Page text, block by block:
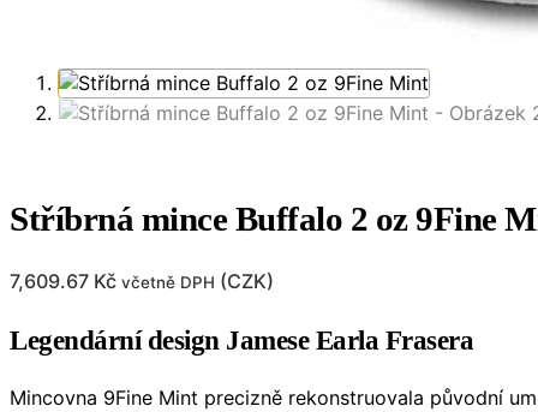
Stříbrná mince Buffalo 2 oz 9Fine
7,609.67 Kč včetně DPH (CZK)
Legendární design Jamese Earla Frasera
Mincovna 9Fine Mint precizně rekonstruovala původní